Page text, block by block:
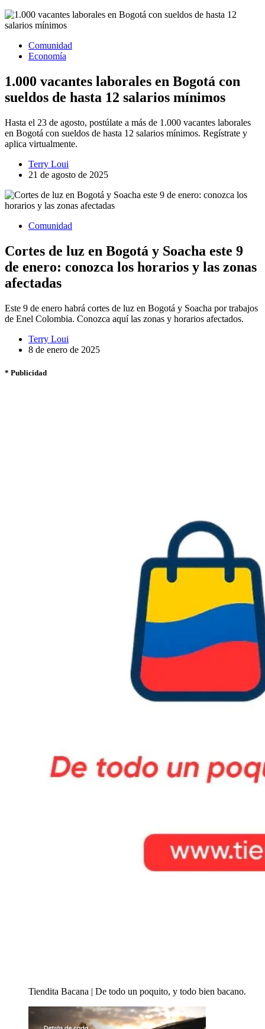
Comunidad
Economía
1.000 vacantes laborales en Bogotá con
sueldos de hasta 12 salarios mínimos
Hasta el 23 de agosto, postúlate a más de 1.000 vacantes laborales
en Bogotá con sueldos de hasta 12 salarios mínimos. Regístrate y
aplica virtualmente.
Terry Loui
21 de agosto de 2025
Comunidad
Cortes de luz en Bogotá y Soacha este 9
de enero: conozca los horarios y las zonas
afectadas
Este 9 de enero habrá cortes de luz en Bogotá y Soacha por trabajos
de Enel Colombia. Conozca aquí las zonas y horarios afectados.
Terry Loui
8 de enero de 2025
* Publicidad
Tiendita Bacana | De todo un poquito, y todo bien bacano.